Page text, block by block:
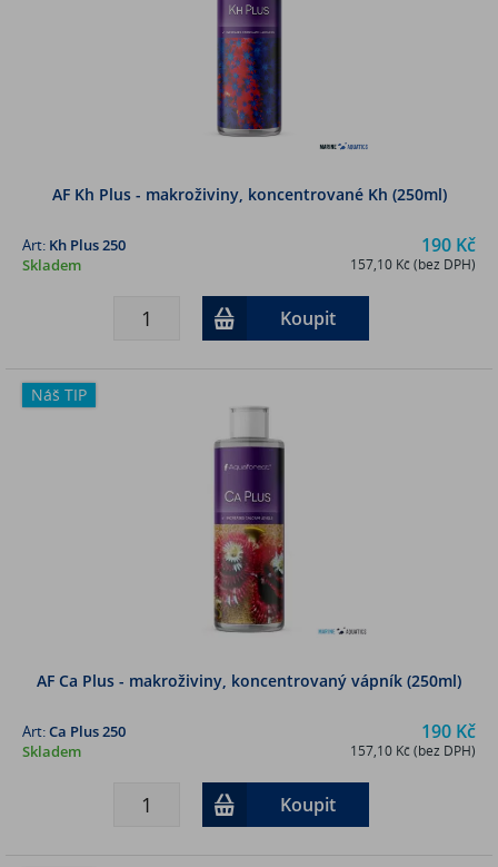
AF Kh Plus - makroživiny, koncentrované Kh (250ml)
190 Kč
157,10 Kč (bez DPH)
Art: Kh Plus 250
Skladem
Koupit
Náš TIP
AF Ca Plus - makroživiny, koncentrovaný vápník (250ml)
190 Kč
157,10 Kč (bez DPH)
Art:Ca Plus 250
Skladem
Koupit